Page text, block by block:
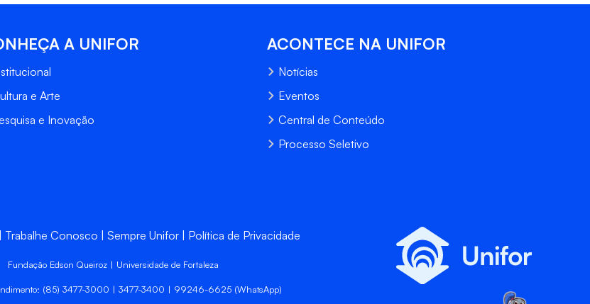
A UNIFOR
e Arte
e Inovação
ACONTECE NA UNIFOR
Notícias
Eventos
Central de Conteúdo
Processo Seletivo
Trabalhe Conosco Sempre Unifor Política de Privacidade
Fundação Edson Queiroz | Universidade de Fortaleza
(85) 3477-3000 | 3477-3400 | 99246-6625 (WhatsApp)